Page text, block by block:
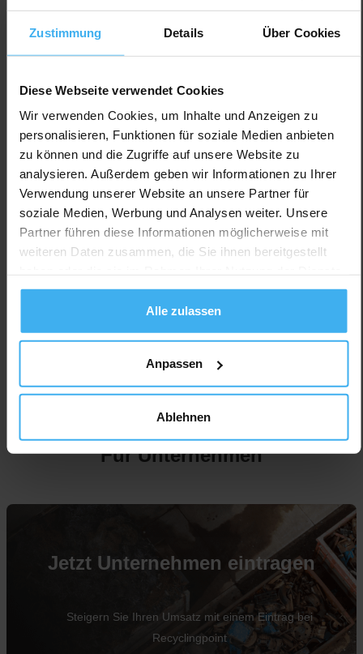
Zustimmung Details Über Cookies
Diese Webseite verwendet Cookies
Wir verwenden Cookies, um Inhalte und Anzeigen zu
personalisieren, Funktionen für soziale Medien anbieten
zu können und die Zugriffe auf unsere Website zu
analysieren. Außerdem geben wir Informationen zu Ihrer
Verwendung unserer Website an unsere Partner für
soziale Medien, Werbung und Analysen weiter. Unsere
Partner führen diese Informationen möglicherweise mit
weiteren Daten zusammen, die Sie ihnen bereitgestellt
gesammelt haben.
Alle zulassen
Anpassen
Ablehnen
CONTAINERDIENST
Dienstleistung und Service Stephan
Eggebrecht
Noch keine Bewertung
Bäderstr. 58, 17406 Usedom, Deutschland
Auf Karte Anzeigen
Für Unternehmen
Jetzt Unternehmen eintragen
Steigern Sie Ihren Umsatz mit einem Eintrag bei
Recyclingpoint